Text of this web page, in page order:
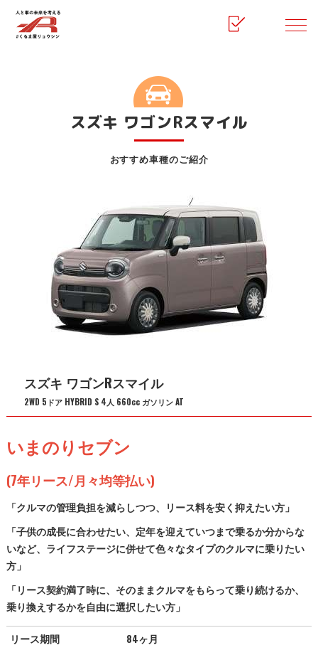
おすすめ車種のご紹介
スズキ ワゴンRスマイル
スズキ ワゴンRスマイル
2WD 5ドア HYBRID S 4人 660cc ガソリン AT
いまのりセブン
(7年リース/月々均等払い)
「クルマの管理負担を減らしつつ、リース料を安く抑えたい方」
「子供の成長に合わせたい、定年を迎えていつまで乗るか分からな
いなど、ライフステージに併せて色々なタイプのクルマに乗りたい
方」
「リース契約満了時に、そのままクルマをもらって乗り続けるか、
乗り換えするかを自由に選択したい方」
リース期間
84ヶ月